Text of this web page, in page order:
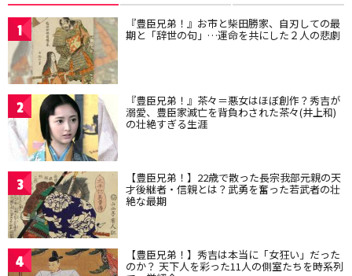
1 『豊臣兄弟！』お市と柴田勝家、自刃しての最
期と「辞世の句」…運命を共にした２人の悲劇
2 『豊臣兄弟！』茶々＝悪女はほぼ創作？秀吉が
溺愛、豊臣家滅亡を背負わされた茶々(井上和)
の壮絶すぎる生涯
3 【豊臣兄弟！】22歳で散った長宗我部元親の天
才後継者・信親とは？武勇を奮った若武者の壮
絶な最期
4 【豊臣兄弟！】秀吉は本当に「女狂い」だった
のか？ 天下人を彩った11人の側室たちを時系列